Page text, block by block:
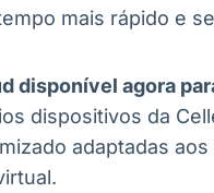
mais rápido e
disponível agora
dispositivos da
adaptadas